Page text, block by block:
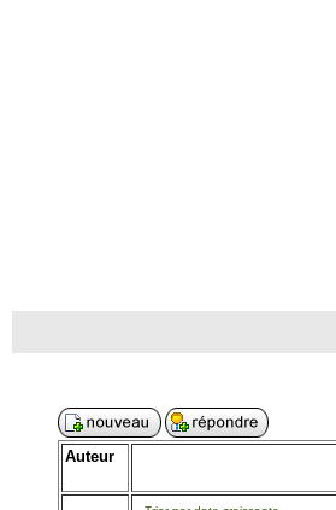
Auteur